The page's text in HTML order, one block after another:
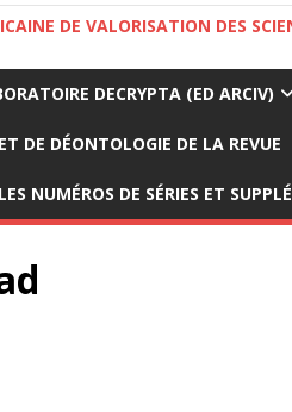
DE VALORISATION DES
DECRYPTA (ED ARCIV)
DE DÉONTOLOGIE DE LA REVUE
NUMÉROS DE SÉRIES ET